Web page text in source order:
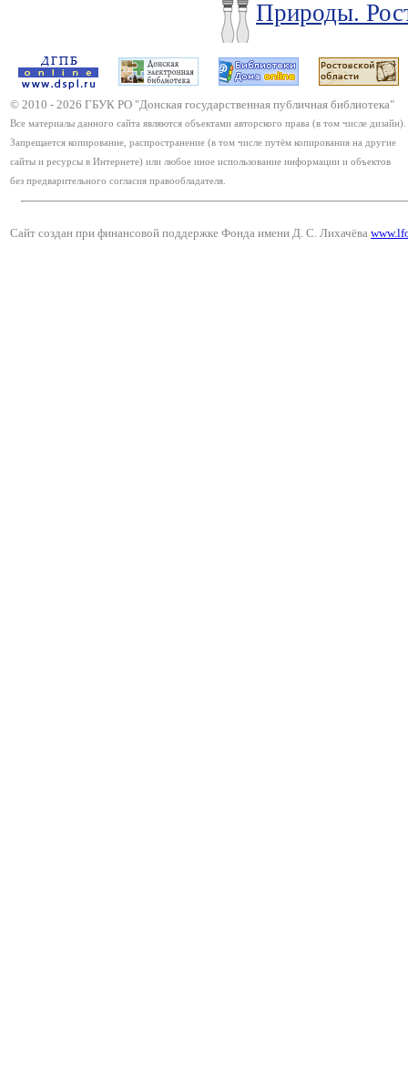
Природы.
© 2010 - 2026 ГБУК РО "Донская государственная публичная библиотека"
Все материалы данного сайта являются объектами авторского права (в том числе дизайн).
Запрещается копирование, распространение (в том числе путём копирования на другие
сайты и ресурсы в Интернете) или любое иное использование информации и объектов
без предварительного согласия правообладателя.
Сайт создан при финансовой поддержке Фонда имени Д. С. Лихачёва